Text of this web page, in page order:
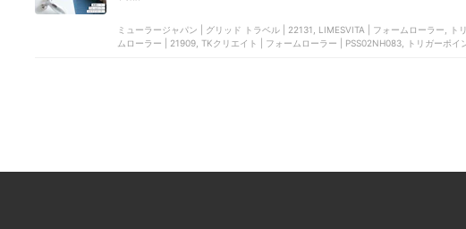
ミューラージャパン | グリッド トラベル | 22131, LIMESVITA | フォームローラー, ト
ムローラー | ‎21909, TKクリエイト | フォームローラー | PSS02NH083, トリガーポ